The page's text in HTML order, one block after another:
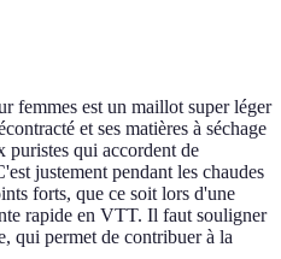
femmes est un maillot super léger
et ses matières à séchage
puristes qui accordent de
justement pendant les chaudes
forts, que ce soit lors d'une
rapide en VTT. Il faut souligner
qui permet de contribuer à la